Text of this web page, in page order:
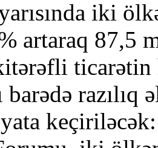
iki
artaraq 87,5
barədə